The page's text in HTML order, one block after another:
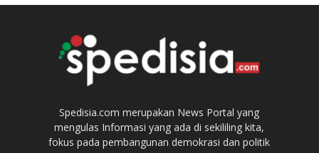
Spedisia.com merupakan News Portal yang
mengulas Informasi yang ada di sekililing kita,
fokus pada pembangunan demokrasi dan politik